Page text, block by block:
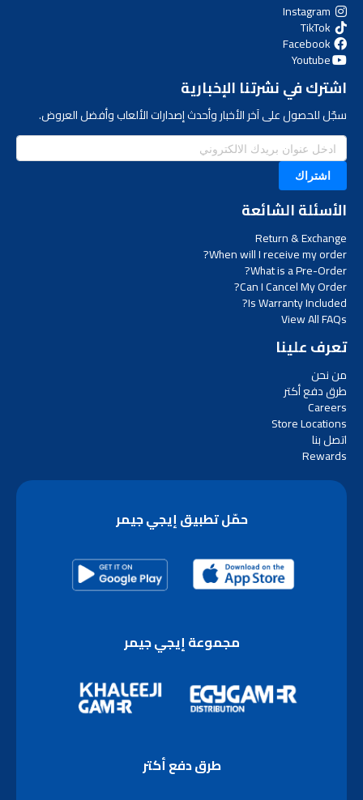
Instagram
TikTok
Facebook
Youtube
اشترك في نشرتنا الإخبارية
سجّل للحصول على آخر الأخبار وأحدث إصدارات الألعاب وأفضل العروض.
اشتراك
الأسئلة الشائعة
Return & Exchange
When will I receive my order?
What is a Pre-Order?
Can I Cancel My Order?
Is Warranty Included?
View All FAQs
تعرف علينا
من نحن
طرق دفع أكتر
Careers
Store Locations
اتصل بنا
Rewards
حمّل تطبيق إيجي جيمر
مجموعة إيجي جيمر
طرق دفع أكتر